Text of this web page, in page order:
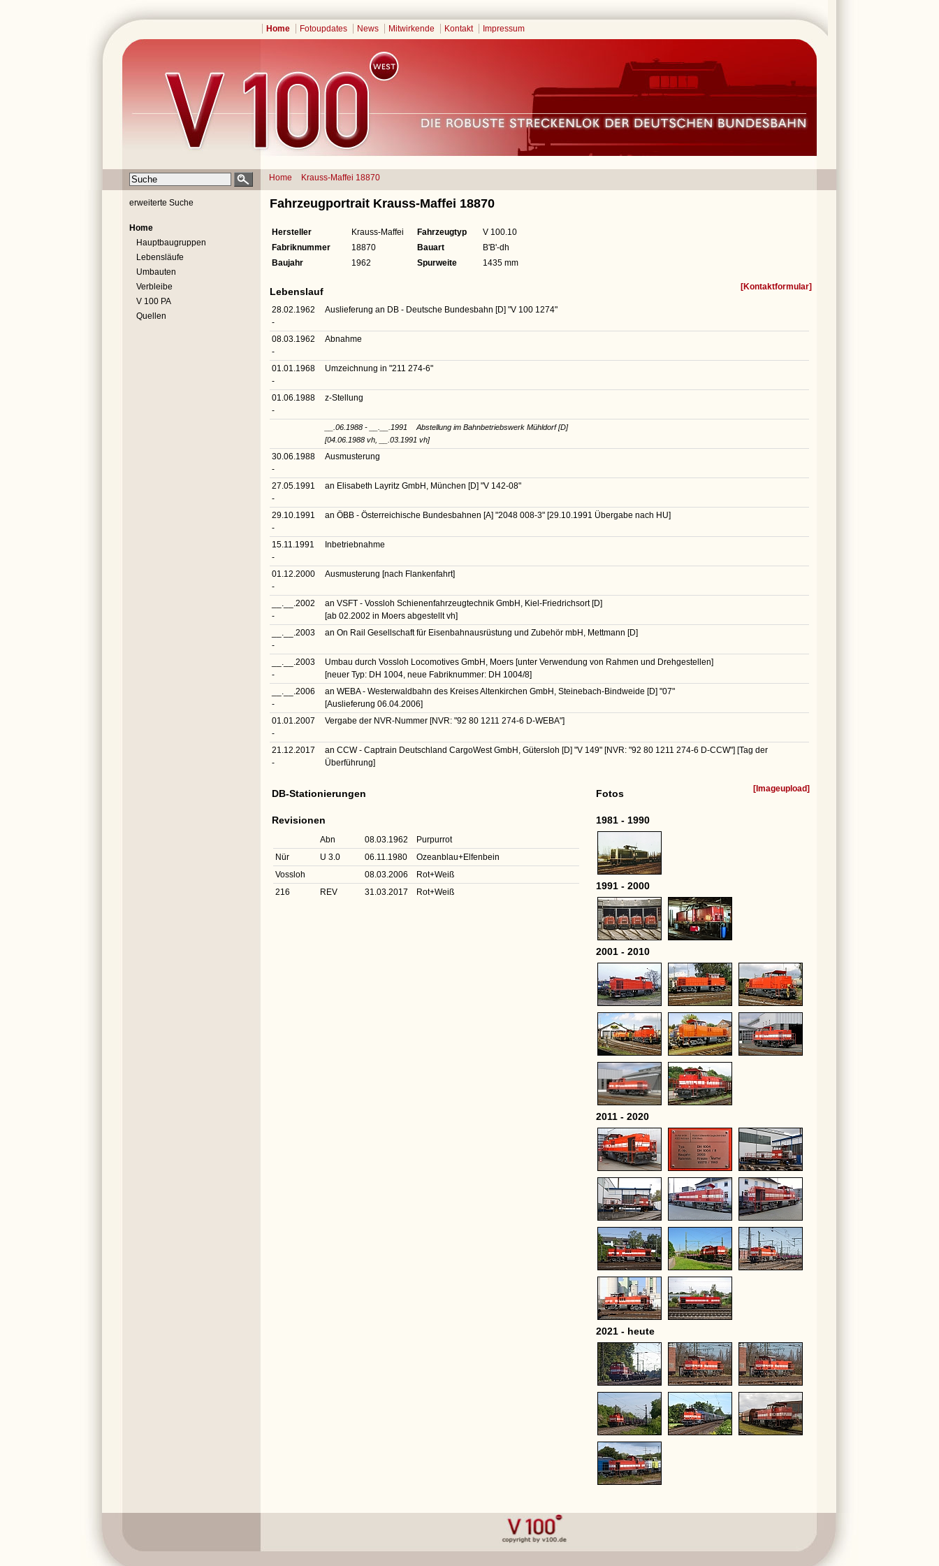
Home Fotoupdates News Mitwirkende Kontakt Impressum
Home Krauss-Maffei 18870
erweiterte Suche
Home
Hauptbaugruppen
Lebensläufe
Umbauten
Verbleibe
V 100 PA
Quellen
Fahrzeugportrait Krauss-Maffei 18870
Hersteller Krauss-Maffei Fahrzeugtyp
V 100.10
Fabriknummer
18870 Bauart
B'B'-dh
Baujahr
1962 Spurweite 1435 mm
Lebenslauf [Kontaktformular]
28.02.1962
-
Auslieferung an DB - Deutsche Bundesbahn [D] "V 100 1274"
08.03.1962
-
Abnahme
01.01.1968
-
Umzeichnung in "211 274-6"
01.06.1988
-
z-Stellung
__.06.1988 - __.__.1991
Abstellung im Bahnbetriebswerk Mühldorf [D]
[04.06.1988 vh, __.03.1991 vh]
30.06.1988
-
Ausmusterung
27.05.1991
-
an Elisabeth Layritz GmbH, München [D] "V 142-08"
29.10.1991
-
an ÖBB - Österreichische Bundesbahnen [A] "2048 008-3" [29.10.1991 Übergabe nach HU]
15.11.1991
-
Inbetriebnahme
01.12.2000
-
Ausmusterung [nach Flankenfahrt]
__.__.2002
-
an VSFT - Vossloh Schienenfahrzeugtechnik GmbH, Kiel-Friedrichsort [D]
[ab 02.2002 in Moers abgestellt vh]
__.__.2003
-
an On Rail Gesellschaft für Eisenbahnausrüstung und Zubehör mbH, Mettmann [D]
__.__.2003
-
Umbau durch Vossloh Locomotives GmbH, Moers [unter Verwendung von Rahmen und Drehgestellen]
[neuer Typ: DH 1004, neue Fabriknummer: DH 1004/8]
__.__.2006
-
an WEBA - Westerwaldbahn des Kreises Altenkirchen GmbH, Steinebach-Bindweide [D] "07"
[Auslieferung 06.04.2006]
01.01.2007
-
Vergabe der NVR-Nummer [NVR: "92 80 1211 274-6 D-WEBA"]
21.12.2017
-
an CCW - Captrain Deutschland CargoWest GmbH, Gütersloh [D] "V 149" [NVR: "92 80 1211 274-6 D-CCW"] [Tag der
Überführung]
DB-Stationierungen
Revisionen
Abn 08.03.1962
Purpurrot
Nür
U 3.0 06.11.1980
Ozeanblau+Elfenbein
Vossloh
08.03.2006
Rot+Weiß
216
REV 31.03.2017 Rot+Weiß
Fotos [ Imageupload]
1981 - 1990
1991 - 2000
2001 - 2010
2011 - 2020
2021 - heute